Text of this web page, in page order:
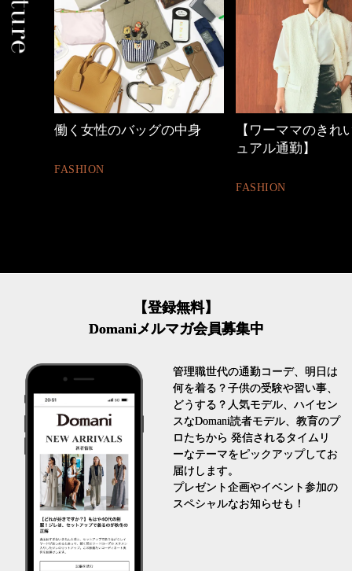
働く女性のバッグの中身
FASHION
【ワーママのきれ
ュアル通勤】
FASHION
【登録無料】
Domaniメルマガ会員募集中
管理職世代の通勤コーデ、明日は
何を着る？子供の受験や習い事、
どうする？人気モデル、ハイセン
スなDomani読者モデル、教育のプ
ロたちから 発信されるタイムリ
ーなテーマをピックアップしてお
届けします。
プレゼント企画やイベント参加の
スペシャルなお知らせも！